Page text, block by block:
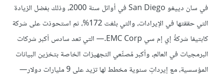
في سان دييغو San Diego في أوائل سنة 2000، وذلك بفضل الزيادة
التي حققتها في الإيرادات، والتي بلغت 172%، ثم استحوذت على شركة
كابتيفا شركةُ إي إم سي EMC Corp.— التي تعد سادس أكبر شركات
البرمجيات في العالم، وأكبر مُصنِّعي التجهيزات الخاصة بتخزين البيانات
المؤسسية، مع إيرداتٍ سنوية مخطط لها تزيد على 9 مليارات دولار—